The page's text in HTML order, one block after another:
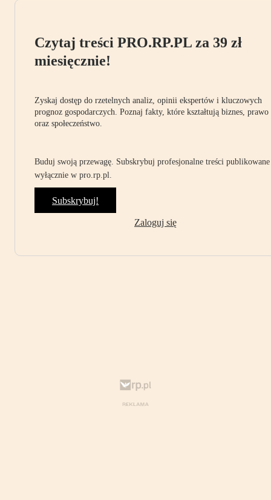
Czytaj treści PRO.RP.PL za 39 zł
miesięcznie!
Zyskaj dostęp do rzetelnych analiz, opinii ekspertów i kluczowych
prognoz gospodarczych. Poznaj fakty, które kształtują biznes, prawo
oraz społeczeństwo.
Buduj swoją przewagę. Subskrybuj profesjonalne treści publikowane
wyłącznie w pro.rp.pl.
Subskrybuj!
Zaloguj się